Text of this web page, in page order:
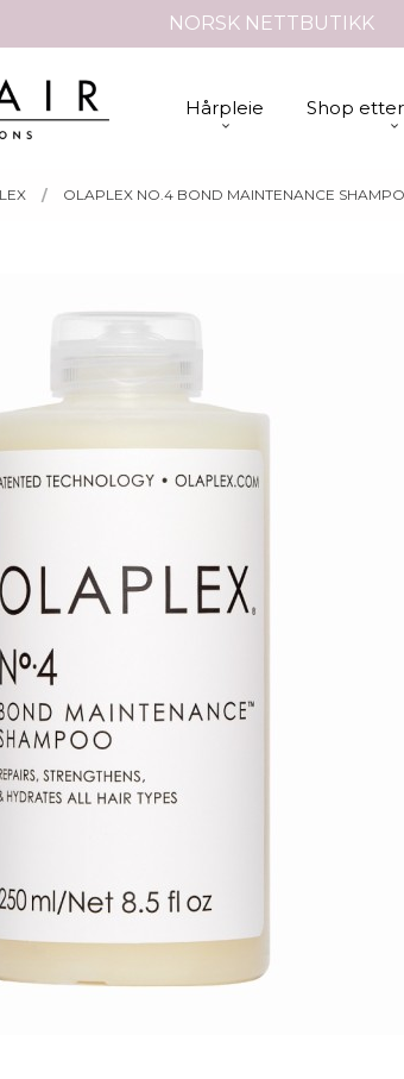
NORSK NETTBUTIKK
Hårpleie Shop
OLAPLEX NO.4 BOND MAINTENANCE